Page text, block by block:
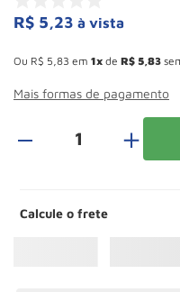
R$ 5,23 à vista
Ou R$ 5 83 em 1 de R$ 5 83
Mais formas de pagamento
＋
Calcule o frete
8 Talha
9º Paleteira
10 º Rodizio